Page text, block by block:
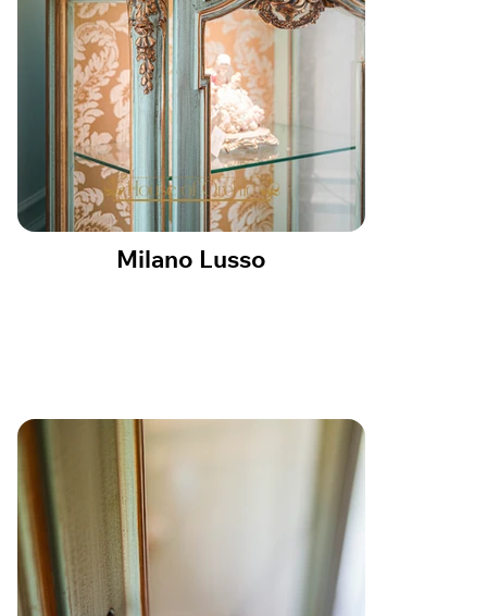
Milano Lusso